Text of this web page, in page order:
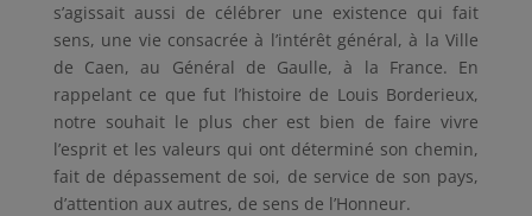
s’agissait aussi de célébrer une existence qui fait
sens, une vie consacrée à l’intérêt général, à la Ville
de Caen, au Général de Gaulle, à la France. En
rappelant ce que fut l’histoire de Louis Borderieux,
notre souhait le plus cher est bien de faire vivre
l’esprit et les valeurs qui ont déterminé son chemin,
fait de dépassement de soi, de service de son pays,
d’attention aux autres, de sens de l’Honneur.